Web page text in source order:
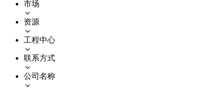
市场
资源
工程中心
联系方式
公司名称